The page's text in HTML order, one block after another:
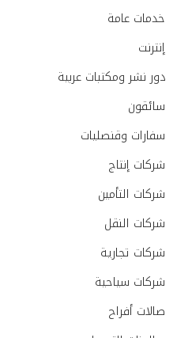
خدمات عامة
إنترنت
دور نشر ومكتبات عربية
سائقون
سفارات وقنصليات
شركات إنتاج
شركات التأمين
شركات النقل
شركات تجارية
شركات سياحية
صالات أفراح